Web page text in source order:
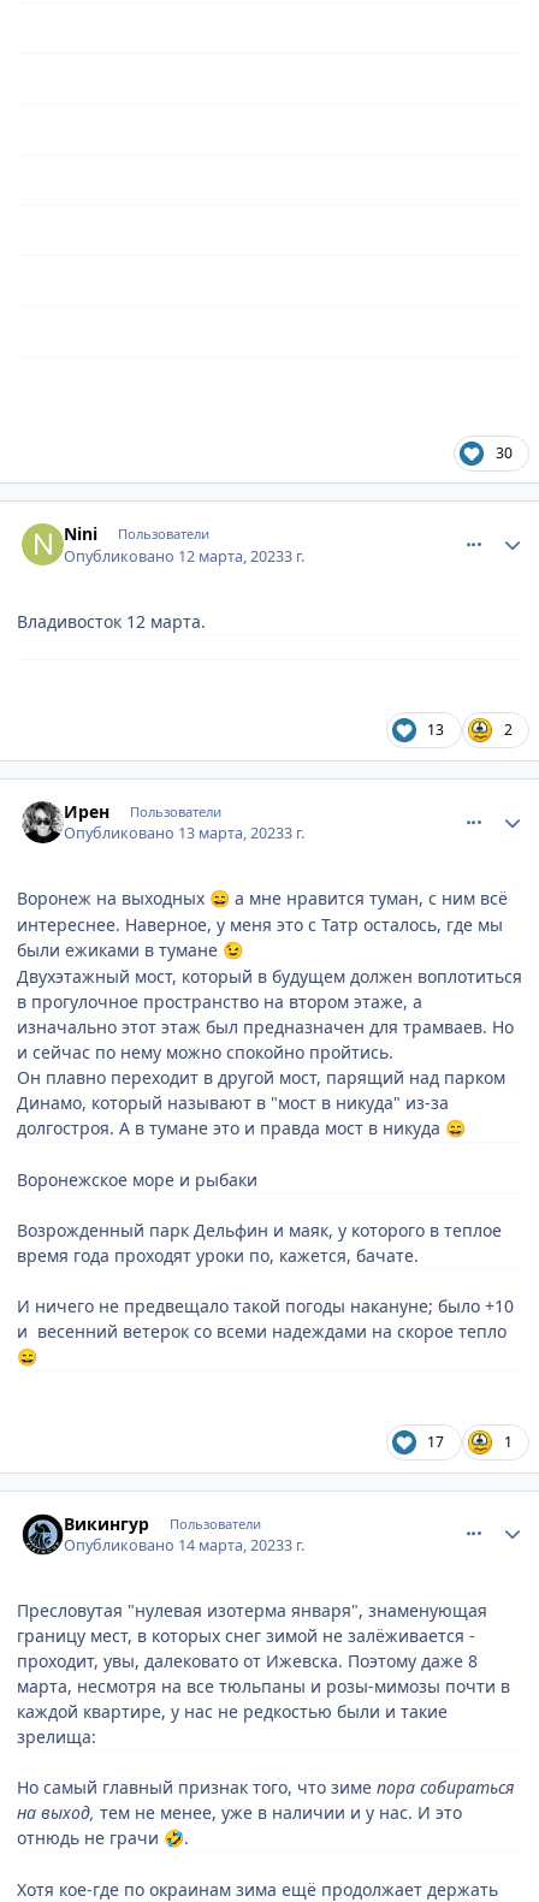
30
Nini Пользователи
Опубликовано 12 марта, 20233 г.
Владивосток 12 марта.
13 2
Ирен Пользователи
Опубликовано 13 марта, 20233 г.
Воронеж на выходных 😄 а мне нравится туман, с ним всё
интереснее. Наверное, у меня это с Татр осталось, где мы
были ежиками в тумане 😉
Двухэтажный мост, который в будущем должен воплотиться
в прогулочное пространство на втором этаже, а
изначально этот этаж был предназначен для трамваев. Но
и сейчас по нему можно спокойно пройтись.
Он плавно переходит в другой мост, парящий над парком
Динамо, который называют в "мост в никуда" из-за
долгостроя. А в тумане это и правда мост в никуда 😄
Воронежское море и рыбаки
Возрожденный парк Дельфин и маяк, у которого в теплое
время года проходят уроки по, кажется, бачате.
И ничего не предвещало такой погоды накануне; было +10
и весенний ветерок со всеми надеждами на скорое тепло
😄
17 1
Викингур Пользователи
Опубликовано 14 марта, 20233 г.
Пресловутая "нулевая изотерма января", знаменующая
границу мест, в которых снег зимой не залёживается -
проходит, увы, далековато от Ижевска. Поэтому даже 8
марта, несмотря на все тюльпаны и розы-мимозы почти в
каждой квартире, у нас не редкостью были и такие
зрелища:
Но самый главный признак того, что зиме пора собираться
на выход, тем не менее, уже в наличии и у нас. И это
отнюдь не грачи 🤣.
Хотя кое-где по окраинам зима ещё продолжает держать